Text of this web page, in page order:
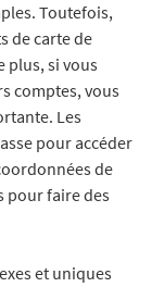
Toutefois,
de carte de
plus, si vous
comptes, vous
Les
pour accéder
de
pour faire des
et uniques